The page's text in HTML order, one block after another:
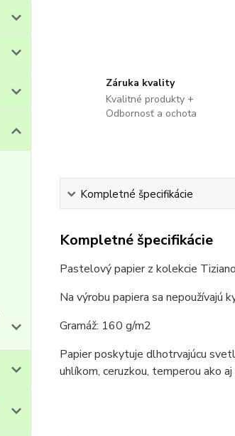
Záruka kvality
Kvalitné produkty +
Odbornosť a ochota
Kompletné špecifikácie
Kompletné špecifikácie
Pastelový papier z kolekcie
Na výrobu papiera sa nepoužívajú
Gramáž: 160 g/m2
Papier poskytuje dlhotrvajúcu
uhlíkom, ceruzkou, temperou ako